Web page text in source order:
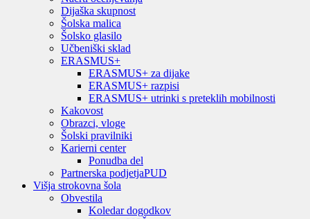
Dijaška skupnost
Šolska malica
Šolsko glasilo
Učbeniški sklad
ERASMUS+
ERASMUS+ za dijake
ERASMUS+ razpisi
ERASMUS+ utrinki s preteklih mobilnosti
Kakovost
Obrazci, vloge
Šolski pravilniki
Karierni center
Ponudba del
Partnerska podjetjaPUD
Višja strokovna šola
Obvestila
Koledar dogodkov